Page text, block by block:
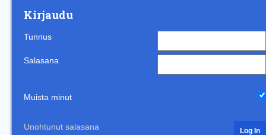
Kirjaudu
Tunnus
Salasana
Muista minut
Unohtunut salasana